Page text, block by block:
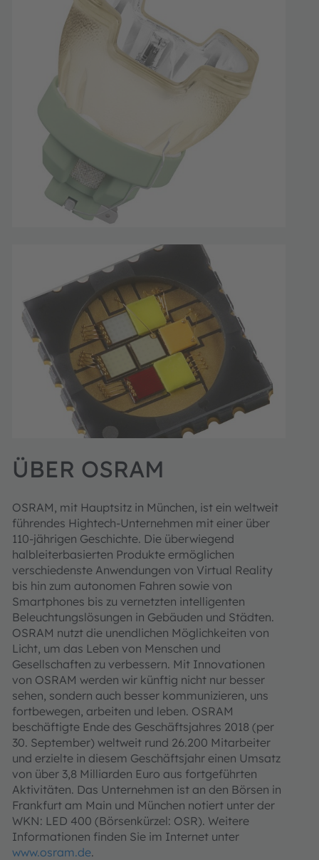
ÜBER OSRAM
OSRAM, mit Hauptsitz in München, ist ein weltweit
führendes Hightech-Unternehmen mit einer über
110-jährigen Geschichte. Die überwiegend
halbleiterbasierten Produkte ermöglichen
verschiedenste Anwendungen von Virtual Reality
bis hin zum autonomen Fahren sowie von
Smartphones bis zu vernetzten intelligenten
Beleuchtungslösungen in Gebäuden und Städten.
OSRAM nutzt die unendlichen Möglichkeiten von
Licht, um das Leben von Menschen und
Gesellschaften zu verbessern. Mit Innovationen
von OSRAM werden wir künftig nicht nur besser
sehen, sondern auch besser kommunizieren, uns
fortbewegen, arbeiten und leben. OSRAM
beschäftigte Ende des Geschäftsjahres 2018 (per
30. September) weltweit rund 26.200 Mitarbeiter
und erzielte in diesem Geschäftsjahr einen Umsatz
von über 3,8 Milliarden Euro aus fortgeführten
Aktivitäten. Das Unternehmen ist an den Börsen in
Frankfurt am Main und München notiert unter der
WKN: LED 400 (Börsenkürzel: OSR). Weitere
Informationen finden Sie im Internet unter
www.osram.de.